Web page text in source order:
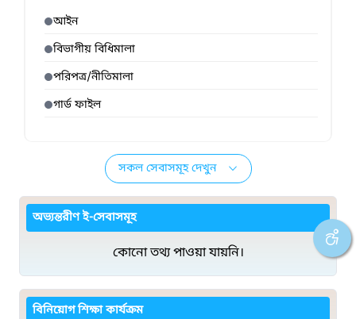
আইন
বিভাগীয় বিধিমালা
পরিপত্র/নীতিমালা
গার্ড ফাইল
সকল সেবাসমূহ দেখুন
অভ্যন্তরীণ ই-সেবাসমূহ
কোনো তথ্য পাওয়া যায়নি।
বিনিয়োগ শিক্ষা কার্যক্রম